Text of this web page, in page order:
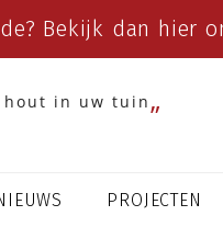
Bekijk dan hier
hout in uw tuin
PROJECTEN